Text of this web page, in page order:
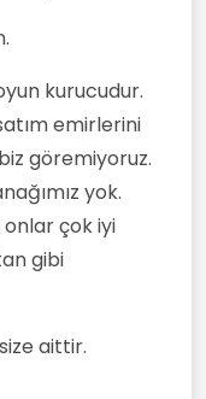
kurucudur.
emirlerini
göremiyoruz.
yok.
çok iyi
gibi
aittir.